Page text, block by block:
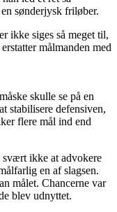
sønderjysk friløber.
ikke siges så meget til,
målmanden med
skulle se på en
stabilisere defensiven,
flere mål ind end
ikke at advokere
en af slagsen.
målet. Chancerne var
blev udnyttet.